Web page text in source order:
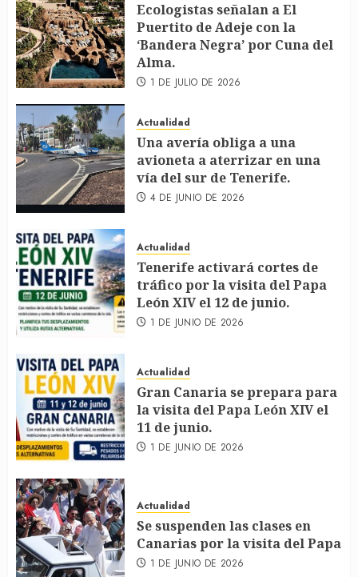
Ecologistas señalan a El
Puertito de Adeje con la
‘Bandera Negra’ por Cuna del
Alma.
1 DE JULIO DE 2026
Actualidad
Una avería obliga a una
avioneta a aterrizar en una
vía del sur de Tenerife.
4 DE JUNIO DE 2026
Actualidad
Tenerife activará cortes de
tráfico por la visita del Papa
León XIV el 12 de junio.
1 DE JUNIO DE 2026
Actualidad
Gran Canaria se prepara para
la visita del Papa León XIV el
11 de junio.
1 DE JUNIO DE 2026
Actualidad
Se suspenden las clases en
Canarias por la visita del Papa
1 DE JUNIO DE 2026